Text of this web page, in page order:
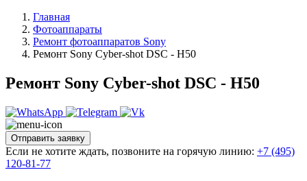
Главная
Фотоаппараты
Ремонт фотоаппаратов Sony
Ремонт Sony Cyber-shot DSC - H50
Ремонт Sony Cyber-shot DSC - H50
Отправить заявку
Если не хотите ждать, позвоните на горячую линию: +7 (495)
120-81-77